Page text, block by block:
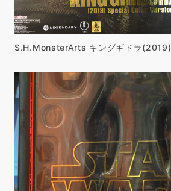
S.H.MonsterArts キングギドラ(2019)